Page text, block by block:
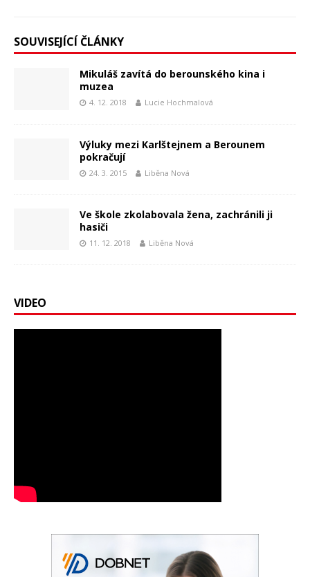
SOUVISEJÍCÍ ČLÁNKY
Mikuláš zavítá do berounského kina i
muzea
4. 12. 2018 Lucie Hochmalová
Výluky mezi Karlštejnem a Berounem
pokračují
24. 3. 2015 Liběna Nová
Ve škole zkolabovala žena, zachránili ji
hasiči
11. 12. 2018 Liběna Nová
VIDEO